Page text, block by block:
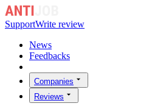
SupportWrite review
News
Feedbacks
Companies
Reviews